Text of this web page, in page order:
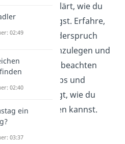
Video wird erklärt, wie du
einlegst. Erfahre,
wichtig ist, Widerspruch
Bescheid einzulegen und
du dabei beachten
einfachen Tipps und
wird dir gezeigt, wie du
widersprechen kannst.
02:49
02:40
ein
03:37